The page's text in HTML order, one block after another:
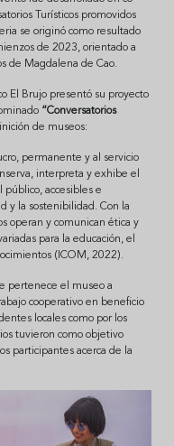
Turísticos promovidos
se originó como resultado
de 2023, orientado a
de Magdalena de Cao.
El Brujo presentó su proyecto
“Conversatorios
de museos:
permanente y al servicio
interpreta y exhibe el
accesibles e
y la sostenibilidad. Con la
operan y comunican ética y
para la educación, el
(ICOM, 2022).
pertenece el museo a
cooperativo en beneficio
locales como por los
tuvieron como objetivo
participantes acerca de la